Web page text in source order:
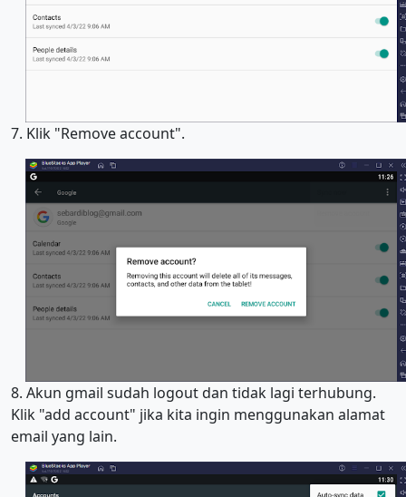
7. Klik "Remove account".
8. Akun gmail sudah logout dan tidak lagi terhubung.
Klik "add account" jika kita ingin menggunakan alamat
email yang lain.